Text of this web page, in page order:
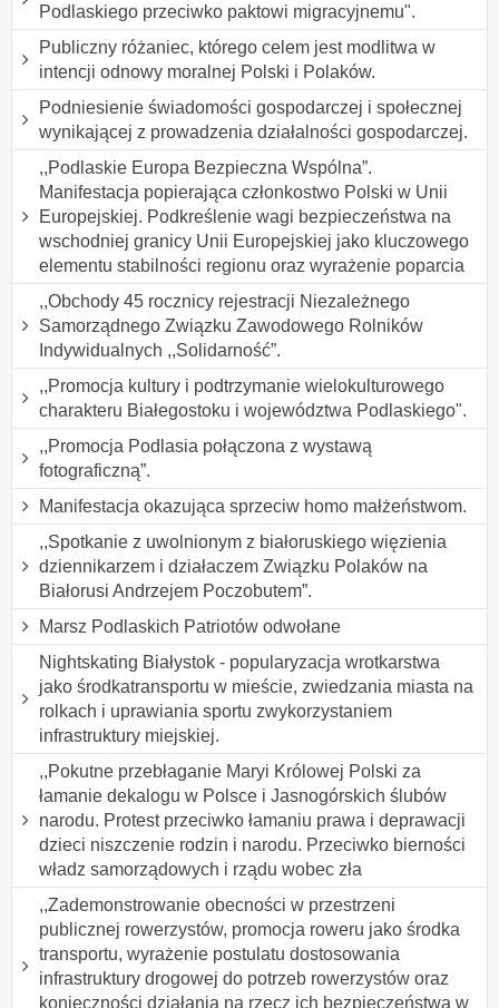
Podlaskiego przeciwko paktowi migracyjnemu".
Publiczny różaniec, którego celem jest modlitwa w
intencji odnowy moralnej Polski i Polaków.
Podniesienie świadomości gospodarczej i społecznej
wynikającej z prowadzenia działalności gospodarczej.
,,Podlaskie Europa Bezpieczna Wspólna”.
Manifestacja popierająca członkostwo Polski w Unii
Europejskiej. Podkreślenie wagi bezpieczeństwa na
wschodniej granicy Unii Europejskiej jako kluczowego
elementu stabilności regionu oraz wyrażenie poparcia
,,Obchody 45 rocznicy rejestracji Niezależnego
Samorządnego Związku Zawodowego Rolników
Indywidualnych ,,Solidarność”.
,,Promocja kultury i podtrzymanie wielokulturowego
charakteru Białegostoku i województwa Podlaskiego".
,,Promocja Podlasia połączona z wystawą
fotograficzną”.
Manifestacja okazująca sprzeciw homo małżeństwom.
,,Spotkanie z uwolnionym z białoruskiego więzienia
dziennikarzem i działaczem Związku Polaków na
Białorusi Andrzejem Poczobutem”.
Marsz Podlaskich Patriotów odwołane
Nightskating Białystok - popularyzacja wrotkarstwa
jako środkatransportu w mieście, zwiedzania miasta na
rolkach i uprawiania sportu zwykorzystaniem
infrastruktury miejskiej.
,,Pokutne przebłaganie Maryi Królowej Polski za
łamanie dekalogu w Polsce i Jasnogórskich ślubów
narodu. Protest przeciwko łamaniu prawa i deprawacji
dzieci niszczenie rodzin i narodu. Przeciwko bierności
władz samorządowych i rządu wobec zła
,,Zademonstrowanie obecności w przestrzeni
publicznej rowerzystów, promocja roweru jako środka
transportu, wyrażenie postulatu dostosowania
infrastruktury drogowej do potrzeb rowerzystów oraz
konieczności działania na rzecz ich bezpieczeństwa w